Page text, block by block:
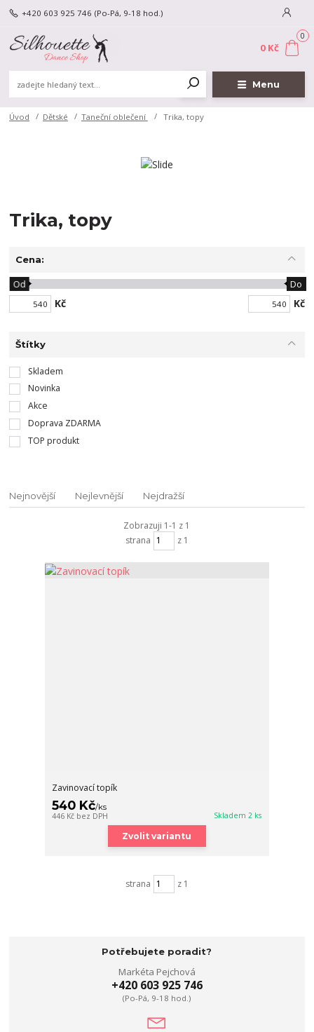
Menu
+420 603 925 746 (Po-Pá, 9-18 hod.)
0
0 Kč
Úvod Dětské Taneční oblečení Trika, topy
Trika, topy
Cena:
Kč
Od Do
Kč
Štítky
Skladem
Novinka
Akce
Doprava ZDARMA
TOP produkt
Nejnovější Nejlevnější Nejdražší
Zobrazuji 1-1 z 1
strana
z 1
Zavinovací topík
540 Kč/ks
446 Kč bez DPH Skladem 2 ks
Zvolit variantu
strana z 1
Potřebujete poradit?
Markéta Pejchová
+420 603 925 746
(Po-Pá, 9-18 hod.)